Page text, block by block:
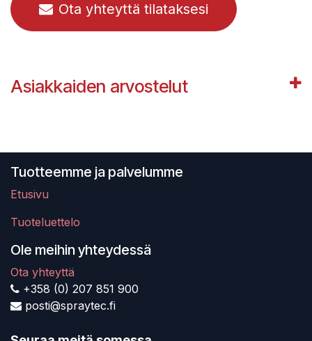
Ota yhteyttä tilataksesi
Asiakkaiden arvostelut
Tuotteemme ja palvelumme
Etusivu
Tuoteluettelo
Ole meihin yhteydessä
Ota yhteyttä
+358 (0) 207 851 900
posti@spraytec.fi